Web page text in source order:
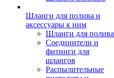
Шланги для полива и
аксессуары к ним
Шланги для полива
Соединители и
фитинги для
шлангов
Распылительные